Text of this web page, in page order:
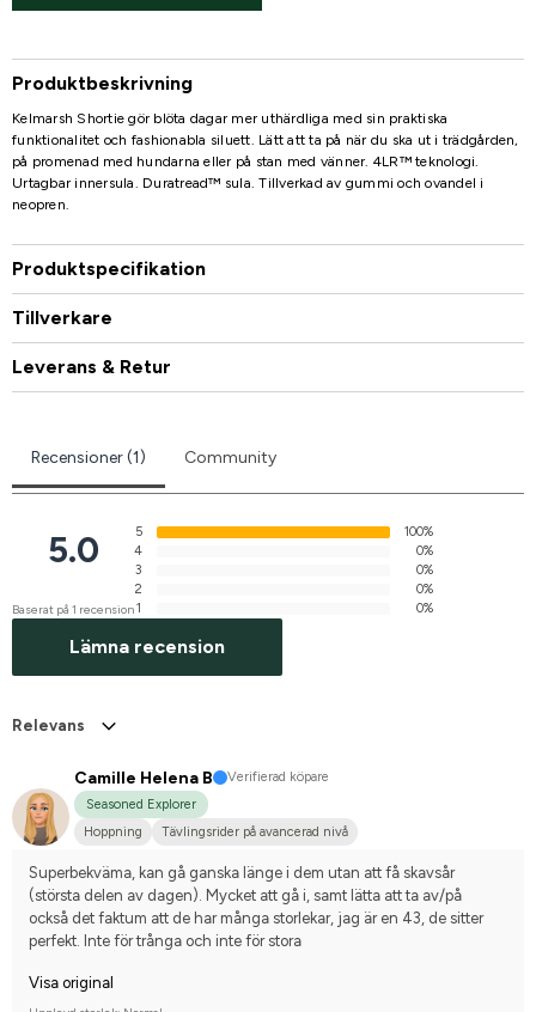
Produktbeskrivning
Kelmarsh Shortie gör blöta dagar mer uthärdliga med sin praktiska
funktionalitet och fashionabla siluett. Lätt att ta på när du ska ut i trädgården,
på promenad med hundarna eller på stan med vänner. 4LR™ teknologi.
Urtagbar innersula. Duratread™ sula. Tillverkad av gummi och ovandel i
neopren.
Produktspecifikation
Tillverkare
Leverans & Retur
Recensioner (1) Community
5.0
Baserat på 1 recension
5
100%
4
0%
3
0%
2
0%
1
0%
Lämna recension
Relevans
Camille Helena B
Verifierad köpare
Seasoned Explorer
Hoppning
Tävlingsrider på avancerad nivå
Superbekväma, kan gå ganska länge i dem utan att få skavsår
(största delen av dagen). Mycket att gå i, samt lätta att ta av/på
också det faktum att de har många storlekar, jag är en 43, de sitter
perfekt. Inte för trånga och inte för stora
Visa original